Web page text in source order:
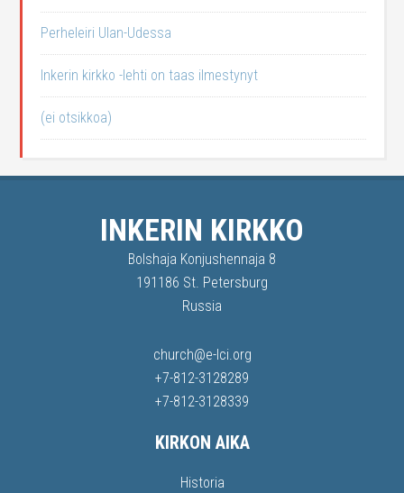
Perheleiri Ulan-Udessa
Inkerin kirkko -lehti on taas ilmestynyt
(ei otsikkoa)
INKERIN KIRKKO
Bolshaja Konjushennaja 8
191186 St. Petersburg
Russia
church@e-lci.org
+7-812-3128289
+7-812-3128339
KIRKON AIKA
Historia